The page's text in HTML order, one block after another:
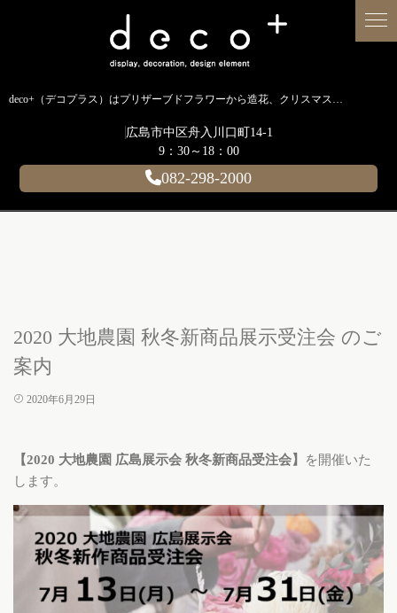
deco+（デコプラス）はプリザーブドフラワーから造花、クリスマス装飾、イルミネーションに至るまで扱う広島のディスプレイ専門ショップです。
広島市中区舟入川口町14-1
9：30～18：00
082-298-2000
2020 大地農園 秋冬新商品展示受注会 のご
案内
2020年6月29日
【2020 大地農園 広島展示会 秋冬新商品受注会】
を開催いた
します。